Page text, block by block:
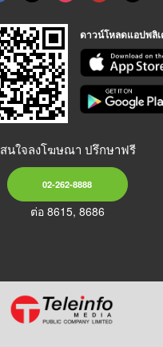
ดาวน์โหลดแอปพลิ
สนใจลงโฆษณา ปรึกษาฟรี
02-262-8888
ต่อ 8615, 8686